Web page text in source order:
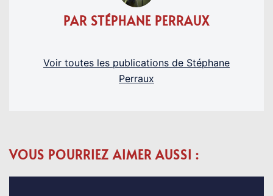
PAR STÉPHANE PERRAUX
Voir toutes les publications de Stéphane
Perraux
VOUS POURRIEZ AIMER AUSSI :